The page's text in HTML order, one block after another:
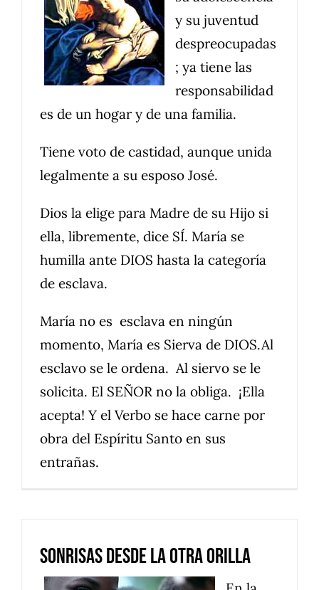
y su juventud
despreocupadas
; ya tiene las
responsabilidad
es de un hogar y de una familia.
Tiene voto de castidad, aunque unida
legalmente a su esposo José.
Dios la elige para Madre de su Hijo si
ella, libremente, dice SÍ. María se
humilla ante DIOS hasta la categoría
de esclava.
María no es esclava en ningún
momento, María es Sierva de DIOS.Al
esclavo se le ordena. Al siervo se le
solicita. El SEÑOR no la obliga. ¡Ella
acepta! Y el Verbo se hace carne por
obra del Espíritu Santo en sus
entrañas.
Sonrisas desde la otra orilla